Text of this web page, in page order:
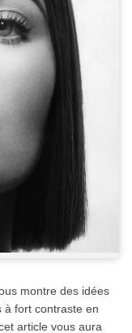
montre des idées
à fort contraste en
article vous aura